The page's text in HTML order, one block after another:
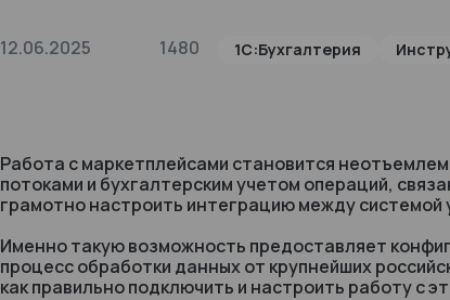
12.06.2025 1480 1С:Бухгалтерия
Работа с маркетплейсами становится
потоками и бухгалтерским учетом операций,
грамотно настроить интеграцию между системой
Именно такую возможность предоставляет
процесс обработки данных от крупнейших
как правильно подключить и настроить работу с